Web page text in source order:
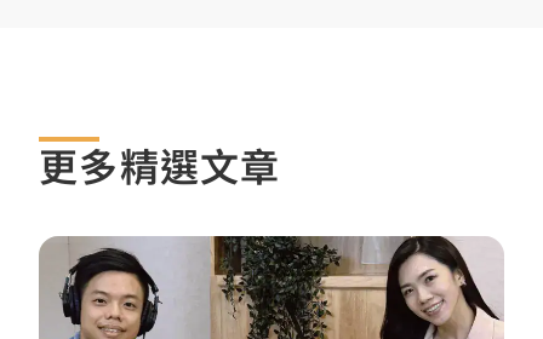
更多精選文章